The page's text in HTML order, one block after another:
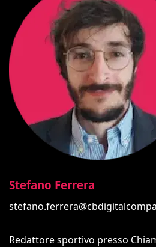
Stefano Ferrera
Redattore sportivo presso